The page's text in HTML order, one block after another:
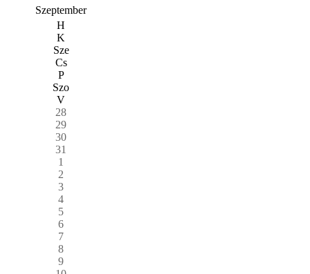
Szeptember
H
K
Sze
Cs
P
Szo
V
28
29
30
31
1
2
3
4
5
6
7
8
9